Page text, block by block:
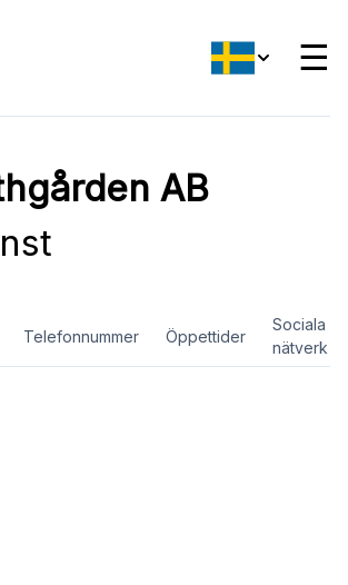
☰
AB
Telefonnummer Öppettider
Sociala
nätverk